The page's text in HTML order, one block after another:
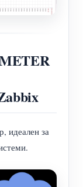
идеален за